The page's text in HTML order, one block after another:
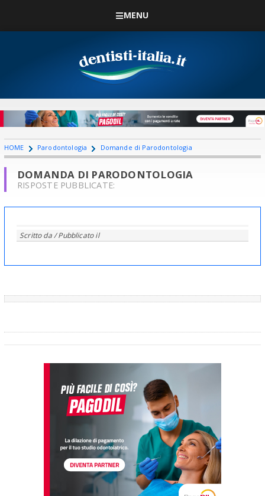
MENU
HOME Parodontologia Domande di Parodontologia
DOMANDA DI PARODONTOLOGIA
RISPOSTE PUBBLICATE:
Scritto da/ Pubblicato il